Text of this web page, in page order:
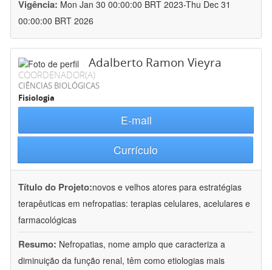
Vigência: Mon Jan 30 00:00:00 BRT 2023-Thu Dec 31
00:00:00 BRT 2026
Adalberto Ramon Vieyra
COORDENADOR(A)
CIÊNCIAS BIOLÓGICAS
Fisiologia
E-mail
Currículo
Título do Projeto:novos e velhos atores para estratégias
terapêuticas em nefropatias: terapias celulares, acelulares e
farmacológicas
Resumo: Nefropatias, nome amplo que caracteriza a
diminuição da função renal, têm como etiologias mais